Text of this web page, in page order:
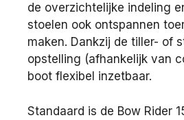
de overzichtelijke indeling
stoelen ook ontspannen
maken. Dankzij de tiller- of
opstelling (afhankelijk van
boot flexibel inzetbaar.
Standaard is de Bow Rider